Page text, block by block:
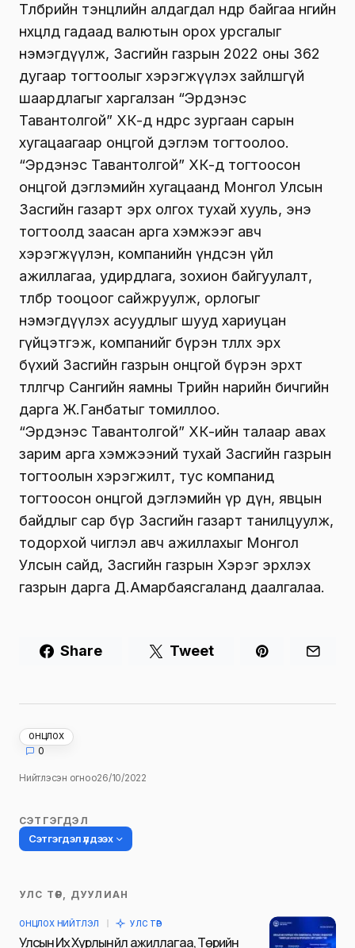
Төлбөрийн тэнцлийн алдагдал өндөр байгаа өнөөгийн
нөхцөлд гадаад валютын орох урсгалыг
нэмэгдүүлж, Засгийн газрын 2022 оны 362
дугаар тогтоолыг хэрэгжүүлэх зайлшгүй
шаардлагыг харгалзан “Эрдэнэс
Тавантолгой” ХК-д өнөөдрөөс зургаан сарын
хугацаагаар онцгой дэглэм тогтоолоо.
“Эрдэнэс Тавантолгой” ХК-д тогтоосон
онцгой дэглэмийн хугацаанд Монгол Улсын
Засгийн газарт эрх олгох тухай хууль, энэ
тогтоолд заасан арга хэмжээг авч
хэрэгжүүлэн, компанийн үндсэн үйл
ажиллагаа, удирдлага, зохион байгуулалт,
төлбөр тооцоог сайжруулж, орлогыг
нэмэгдүүлэх асуудлыг шууд хариуцан
гүйцэтгэж, компанийг бүрэн төлөөлөх эрх
бүхий Засгийн газрын онцгой бүрэн эрхт
төлөөлөгчөөр Сангийн яамны Төрийн нарийн бичгийн
дарга Ж.Ганбатыг томиллоо.
“Эрдэнэс Тавантолгой” ХК-ийн талаар авах
зарим арга хэмжээний тухай Засгийн газрын
тогтоолын хэрэгжилт, тус компанид
тогтоосон онцгой дэглэмийн үр дүн, явцын
байдлыг сар бүр Засгийн газарт танилцуулж,
тодорхой чиглэл авч ажиллахыг Монгол
Улсын сайд, Засгийн газрын Хэрэг эрхлэх
газрын дарга Д.Амарбаясгаланд даалгалаа.
Share Tweet
ОНЦЛОХ
0
Нийтлэсэн огноо26/10/2022
СЭТГЭГДЭЛ
Сэтгэгдэл үлдээх
Таны имэйл хаягийг нийтлэхгүй.
Шаардлагатай талбаруудыг *гэж
УЛС ТӨР, ДУУЛИАН
ОНЦЛОХ НИЙТЛЭЛ УЛС ТӨР
Улсын Их Хурлын үйл ажиллагаа, Төрийн